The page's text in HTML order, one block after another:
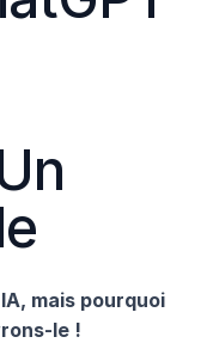
mais pourquoi
le !